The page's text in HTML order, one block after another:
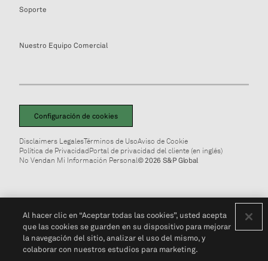
Soporte
Nuestro Equipo Comercial
Configuración de cookies
Disclaimers LegalesTérminos de UsoAviso de Cookie
Política de PrivacidadPortal de privacidad del cliente (en inglés)
No Vendan Mi Información Personal© 2026 S&P Global
Al hacer clic en “Aceptar todas las cookies”, usted acepta
que las cookies se guarden en su dispositivo para mejorar
la navegación del sitio, analizar el uso del mismo, y
colaborar con nuestros estudios para marketing.